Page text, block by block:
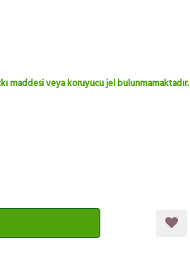
maddesi veya koruyucu jel bulunmamaktadır.